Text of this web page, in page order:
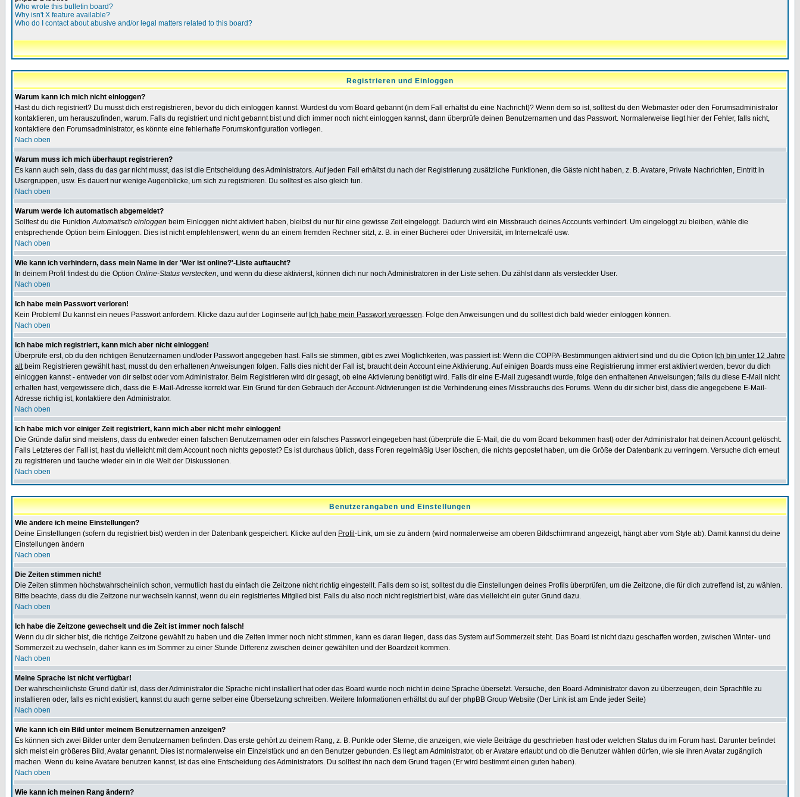
Who wrote this bulletin board?
Why isn't X feature available?
Who do I contact about abusive and/or legal matters related to this board?
Registrieren und Einloggen
Warum kann ich mich nicht einloggen?
Hast du dich registriert? Du musst dich erst registrieren, bevor du dich einloggen kannst. Wurdest du vom Board gebannt (in dem Fall erhältst du eine Nachricht)? Wenn dem so ist, solltest du den Webmaster oder den Forumsadministrator
kontaktieren, um herauszufinden, warum. Falls du registriert und nicht gebannt bist und dich immer noch nicht einloggen kannst, dann überprüfe deinen Benutzernamen und das Passwort. Normalerweise liegt hier der Fehler, falls nicht,
kontaktiere den Forumsadministrator, es könnte eine fehlerhafte Forumskonfiguration vorliegen.
Nach oben
Warum muss ich mich überhaupt registrieren?
Es kann auch sein, dass du das gar nicht musst, das ist die Entscheidung des Administrators. Auf jeden Fall erhältst du nach der Registrierung zusätzliche Funktionen, die Gäste nicht haben, z. B. Avatare, Private Nachrichten, Eintritt in
Usergruppen, usw. Es dauert nur wenige Augenblicke, um sich zu registrieren. Du solltest es also gleich tun.
Nach oben
Warum werde ich automatisch abgemeldet?
Solltest du die FunktionAutomatisch einloggen beim Einloggen nicht aktiviert haben, bleibst du nur für eine gewisse Zeit eingeloggt. Dadurch wird ein Missbrauch deines Accounts verhindert. Um eingeloggt zu bleiben, wähle die
entsprechende Option beim Einloggen. Dies ist nicht empfehlenswert, wenn du an einem fremden Rechner sitzt, z. B. in einer Bücherei oder Universität, im Internetcafé usw.
Nach oben
Wie kann ich verhindern, dass mein Name in der 'Wer ist online?'-Liste auftaucht?
In deinem Profil findest du die Option Online-Status verstecken, und wenn du diese aktivierst, können dich nur noch Administratoren in der Liste sehen. Du zählst dann als versteckter User.
Nach oben
Ich habe mein Passwort verloren!
Kein Problem! Du kannst ein neues Passwort anfordern. Klicke dazu auf der Loginseite auf Ich habe mein Passwort vergessen. Folge den Anweisungen und du solltest dich bald wieder einloggen können.
Nach oben
Ich habe mich registriert, kann mich aber nicht einloggen!
Überprüfe erst, ob du den richtigen Benutzernamen und/oder Passwort angegeben hast. Falls sie stimmen, gibt es zwei Möglichkeiten, was passiert ist: Wenn die COPPA-Bestimmungen aktiviert sind und du die Option Ich bin unter 12 Jahre
altbeim Registrieren gewählt hast, musst du den erhaltenen Anweisungen folgen. Falls dies nicht der Fall ist, braucht dein Account eine Aktivierung. Auf einigen Boards muss eine Registrierung immer erst aktiviert werden, bevor du dich
einloggen kannst - entweder von dir selbst oder vom Administrator. Beim Registrieren wird dir gesagt, ob eine Aktivierung benötigt wird. Falls dir eine E-Mail zugesandt wurde, folge den enthaltenen Anweisungen; falls du diese E-Mail nicht
erhalten hast, vergewissere dich, dass die E-Mail-Adresse korrekt war. Ein Grund für den Gebrauch der Account-Aktivierungen ist die Verhinderung eines Missbrauchs des Forums. Wenn du dir sicher bist, dass die angegebene E-Mail-
Adresse richtig ist, kontaktiere den Administrator.
Nach oben
Ich habe mich vor einiger Zeit registriert, kann mich aber nicht mehr einloggen!
Die Gründe dafür sind meistens, dass du entweder einen falschen Benutzernamen oder ein falsches Passwort eingegeben hast (überprüfe die E-Mail, die du vom Board bekommen hast) oder der Administrator hat deinen Account gelöscht.
Falls Letzteres der Fall ist, hast du vielleicht mit dem Account noch nichts gepostet? Es ist durchaus üblich, dass Foren regelmäßig User löschen, die nichts gepostet haben, um die Größe der Datenbank zu verringern. Versuche dich erneut
zu registrieren und tauche wieder ein in die Welt der Diskussionen.
Nach oben
Benutzerangaben und Einstellungen
Wie ändere ich meine Einstellungen?
Deine Einstellungen (sofern du registriert bist) werden in der Datenbank gespeichert. Klicke auf den Profil -Link, um sie zu ändern (wird normalerweise am oberen Bildschirmrand angezeigt, hängt aber vom Style ab). Damit kannst du deine
Einstellungen ändern
Nach oben
Die Zeiten stimmen nicht!
Die Zeiten stimmen höchstwahrscheinlich schon, vermutlich hast du einfach die Zeitzone nicht richtig eingestellt. Falls dem so ist, solltest du die Einstellungen deines Profils überprüfen, um die Zeitzone, die für dich zutreffend ist, zu wählen.
Bitte beachte, dass du die Zeitzone nur wechseln kannst, wenn du ein registriertes Mitglied bist. Falls du also noch nicht registriert bist, wäre das vielleicht ein guter Grund dazu.
Nach oben
Ich habe die Zeitzone gewechselt und die Zeit ist immer noch falsch!
Wenn du dir sicher bist, die richtige Zeitzone gewählt zu haben und die Zeiten immer noch nicht stimmen, kann es daran liegen, dass das System auf Sommerzeit steht. Das Board ist nicht dazu geschaffen worden, zwischen Winter- und
Sommerzeit zu wechseln, daher kann es im Sommer zu einer Stunde Differenz zwischen deiner gewählten und der Boardzeit kommen.
Nach oben
Meine Sprache ist nicht verfügbar!
Der wahrscheinlichste Grund dafür ist, dass der Administrator die Sprache nicht installiert hat oder das Board wurde noch nicht in deine Sprache übersetzt. Versuche, den Board-Administrator davon zu überzeugen, dein Sprachfile zu
installieren oder, falls es nicht existiert, kannst du auch gerne selber eine Übersetzung schreiben. Weitere Informationen erhältst du auf der phpBB Group Website (Der Link ist am Ende jeder Seite)
Nach oben
Wie kann ich ein Bild unter meinem Benutzernamen anzeigen?
Es können sich zwei Bilder unter dem Benutzernamen befinden. Das erste gehört zu deinem Rang, z. B. Punkte oder Sterne, die anzeigen, wie viele Beiträge du geschrieben hast oder welchen Status du im Forum hast. Darunter befindet
sich meist ein größeres Bild, Avatar genannt. Dies ist normalerweise ein Einzelstück und an den Benutzer gebunden. Es liegt am Administrator, ob er Avatare erlaubt und ob die Benutzer wählen dürfen, wie sie ihren Avatar zugänglich
machen. Wenn du keine Avatare benutzen kannst, ist das eine Entscheidung des Administrators. Du solltest ihn nach dem Grund fragen (Er wird bestimmt einen guten haben).
Nach oben
Wie kann ich meinen Rang ändern?